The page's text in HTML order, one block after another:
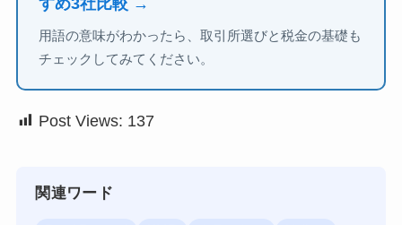
すめ3社比較 →
用語の意味がわかったら、取引所選びと税金の基礎も
チェックしてみてください。
Post Views: 137
関連ワード